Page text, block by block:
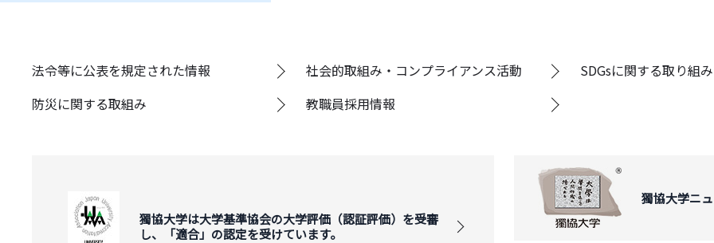
法令等に公表を規定された情報 社会的取組み・コンプライアンス活動
SDGsに関する取り組み
防災に関する取組み
教職員採用情報
獨協大学は大学基準協会の大学評価（認証評価）を受審
し、「適合」の認定を受けています。
獨協大学ニ